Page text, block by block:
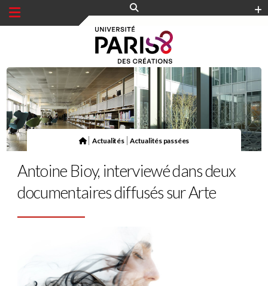
Actualités |Actualités passées
Antoine Bioy, interviewé dans deux
documentaires diffusés sur Arte
Panneau de gestion des cookies